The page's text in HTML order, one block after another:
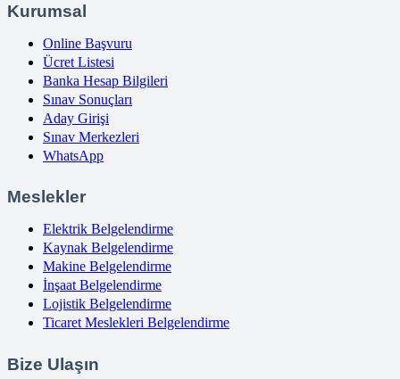
Kurumsal
Online Başvuru
Ücret Listesi
Banka Hesap Bilgileri
Sınav Sonuçları
Aday Girişi
Sınav Merkezleri
WhatsApp
Meslekler
Elektrik Belgelendirme
Kaynak Belgelendirme
Makine Belgelendirme
İnşaat Belgelendirme
Lojistik Belgelendirme
Ticaret Meslekleri Belgelendirme
Bize Ulaşın